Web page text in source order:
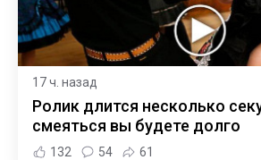
17 ч. назад
Ролик длится несколько
смеяться вы будете долго
132 54 61